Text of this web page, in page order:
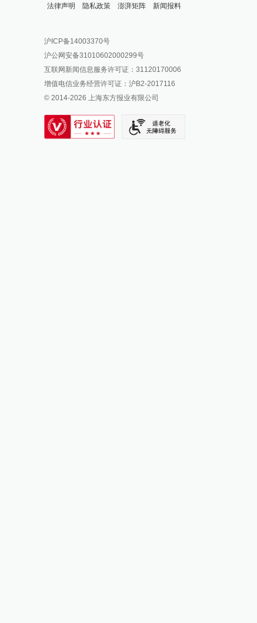
法律声明 隐私政策 澎湃矩阵
澎湃新闻公众号
澎湃新闻抖音号
派生万物开放平台
IP SHANGHAI
SIXTH TONE
新闻报料
报料邮箱: news@thepaper.cn
沪ICP备14003370号
沪公网安备31010602000299号
互联网新闻信息服务许可证：31120170006
增值电信业务经营许可证：沪B2-2017116
© 2014-2026 上海东方报业有限公司